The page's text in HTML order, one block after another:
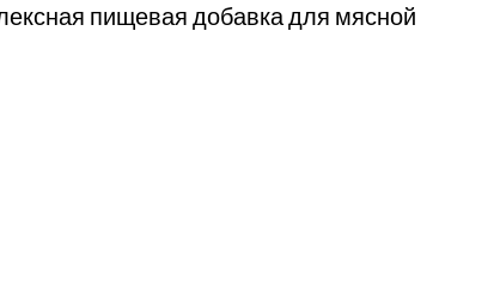
пищевая добавка для мясной